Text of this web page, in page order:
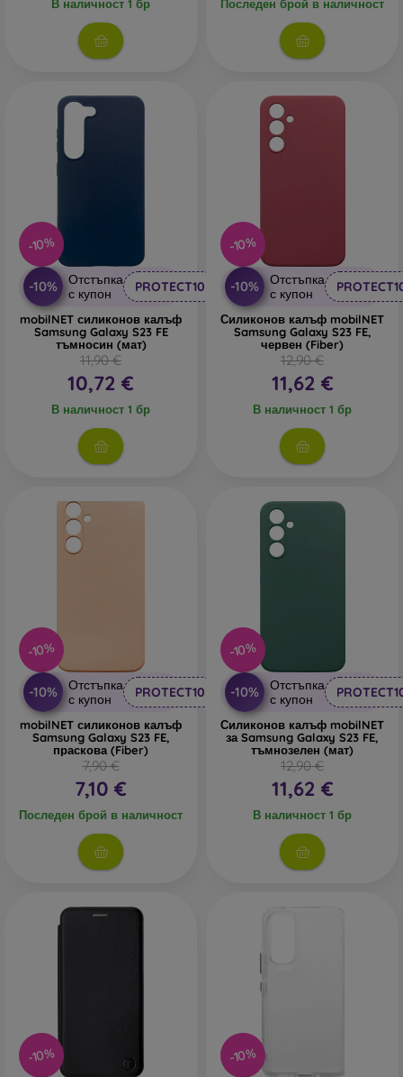
В наличност 1 бр Последен брой в наличност
-10%
-10%
Отстъпка
с купон
PROTECT10
mobilNET силиконов калъф
Samsung Galaxy S23 FE
тъмносин (мат)
11,90 €
10,72 €
В наличност 1 бр
-10%
-10%
Отстъпка
с купон
Силиконов калъф mobilNET
Samsung Galaxy S23 FE,
червен (Fiber)
12,90 €
11,62 €
В наличност 1 бр
-10%
-10%
Отстъпка
с купон
PROTECT10
mobilNET силиконов калъф
Samsung Galaxy S23 FE,
праскова (Fiber)
7,90 €
7,10 €
Последен брой в наличност
-10%
-10%
Отстъпка
с купон
Силиконов калъф mobilNET
за Samsung Galaxy S23 FE,
тъмнозелен (мат)
12,90 €
11,62 €
В наличност 1 бр
-10% -10%